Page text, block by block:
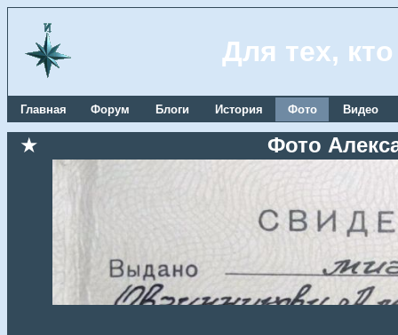
Для тех,
Главная Форум Блоги История Фото Видео
★ Фото